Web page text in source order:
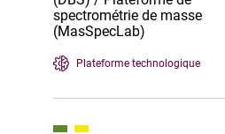
spectrométrie de masse
(MasSpecLab)
Plateforme technologique